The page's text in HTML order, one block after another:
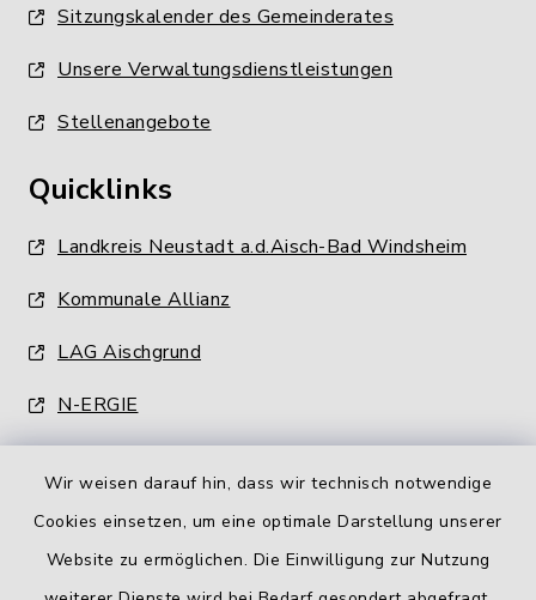
Wir weisen darauf hin, dass wir technisch notwendige
Cookies einsetzen, um eine optimale Darstellung unserer
Website zu ermöglichen. Die Einwilligung zur Nutzung
Sitzungskalender des Gemeinderates
Unsere Verwaltungsdienstleistungen
Stellenangebote
Quicklinks
Landkreis Neustadt a.d.Aisch-Bad Windsheim
Kommunale Allianz
LAG Aischgrund
N-ERGIE